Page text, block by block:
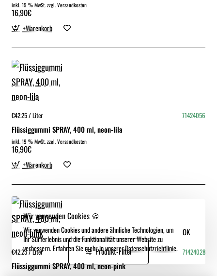
Wir verwenden Cookies 🍪
Wir verwenden Cookies und andere ähnliche Technologien, um
Ihr Surferlebnis und die Funktionalität unserer Website zu
verbessern. Erfahren Sie mehr in unserer.Datenschutzrichtlinie.
OK
inkl. 19 % MwSt. zzgl. Versandkosten
16,90€
+Warenkorb
€42.25 / Liter 71424056
Flüssiggummi SPRAY, 400 ml, neon-lila
inkl. 19 % MwSt. zzgl. Versandkosten
16,90€
+Warenkorb
€42.25 / Liter 71424028
Flüssiggummi SPRAY, 400 ml, neon-pink
Produkt-Filter